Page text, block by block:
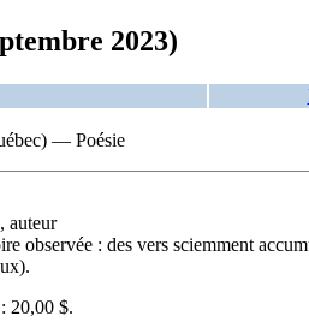
2023)
— Poésie
auteur
observée : des vers sciemment
20,00 $.